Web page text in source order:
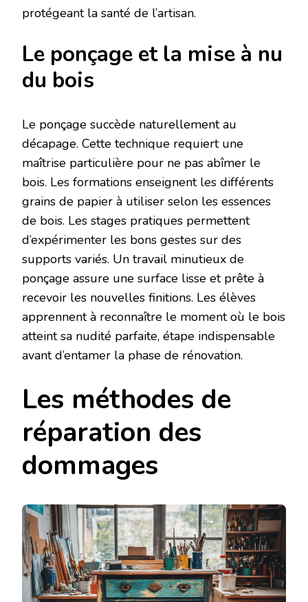
protégeant la santé de l’artisan.
Le ponçage et la mise à nu
du bois
Le ponçage succède naturellement au
décapage. Cette technique requiert une
maîtrise particulière pour ne pas abîmer le
bois. Les formations enseignent les différents
grains de papier à utiliser selon les essences
de bois. Les stages pratiques permettent
d’expérimenter les bons gestes sur des
supports variés. Un travail minutieux de
ponçage assure une surface lisse et prête à
recevoir les nouvelles finitions. Les élèves
apprennent à reconnaître le moment où le bois
atteint sa nudité parfaite, étape indispensable
avant d’entamer la phase de rénovation.
Les méthodes de
réparation des
dommages